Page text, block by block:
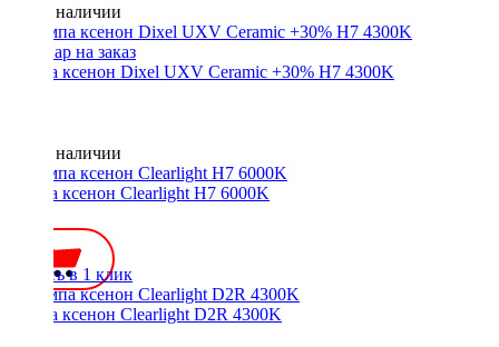
Нет в наличии
Лампа ксенон Dixel UXV Ceramic +30% H7 4300K
Нет в наличии
Лампа ксенон Clearlight H7 6000K
Купить в 1 клик
Лампа ксенон Clearlight D2R 4300K